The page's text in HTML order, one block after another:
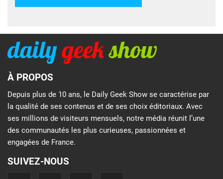
À PROPOS
Depuis plus de 10 ans, le Daily Geek Show se caractérise par
la qualité de ses contenus et de ses choix éditoriaux. Avec
ses millions de visiteurs mensuels, notre média réunit l’une
des communautés les plus curieuses, passionnées et
engagées de France.
SUIVEZ-NOUS